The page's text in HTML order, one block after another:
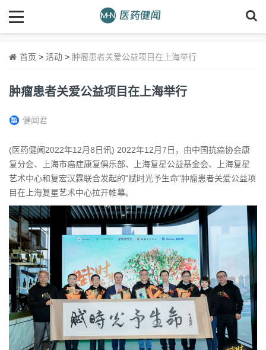
首页 > 活动 > 肿瘤患者关爱公益项目在上海举行
肿瘤患者关爱公益项目在上海举行
健闻君
(医药健闻2022年12月8日讯) 2022年12月7日，由中国抗癌协会康
复分会、上海市癌症康复俱乐部、上海复星公益基金会、上海复星
艺术中心和复宏汉霖联合发起的"赋时光予生命"肿瘤患者关爱公益项
目在上海复星艺术中心拉开帷幕。